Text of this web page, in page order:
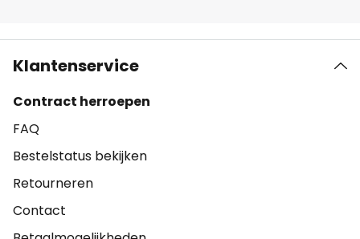
Klantenservice
Contract herroepen
FAQ
Bestelstatus bekijken
Retourneren
Contact